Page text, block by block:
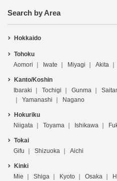
Search by Area
Hokkaido
Tohoku
Aomori
Iwate Miyagi Akita
Kanto/Koshin
Ibaraki
Tochigi Gunma
Yamanashi
Nagano
Hokuriku
Niigata
Toyama Ishikawa
Tokai
Gifu
Shizuoka Aichi
Kinki
Mie
Shiga Kyoto Osaka